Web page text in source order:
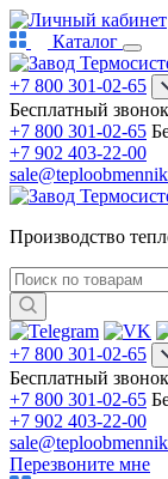
Каталог
+7 800 301-02-65
Бесплатный звонок
+7 800 301-02-65
+7 902 403-22-00
Производство
+7 800 301-02-65
Бесплатный
+7 800 301-02-65
+7 902 403-22-00
Перезвоните мне